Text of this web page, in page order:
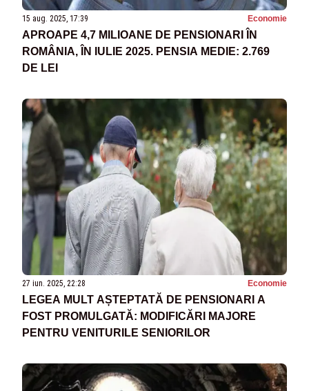
15 aug. 2025, 17:39 Economie
APROAPE 4,7 MILIOANE DE PENSIONARI ÎN
ROMÂNIA, ÎN IULIE 2025. PENSIA MEDIE: 2.769
DE LEI
27 iun. 2025, 22:28 Economie
LEGEA MULT AȘTEPTATĂ DE PENSIONARI A
FOST PROMULGATĂ: MODIFICĂRI MAJORE
PENTRU VENITURILE SENIORILOR